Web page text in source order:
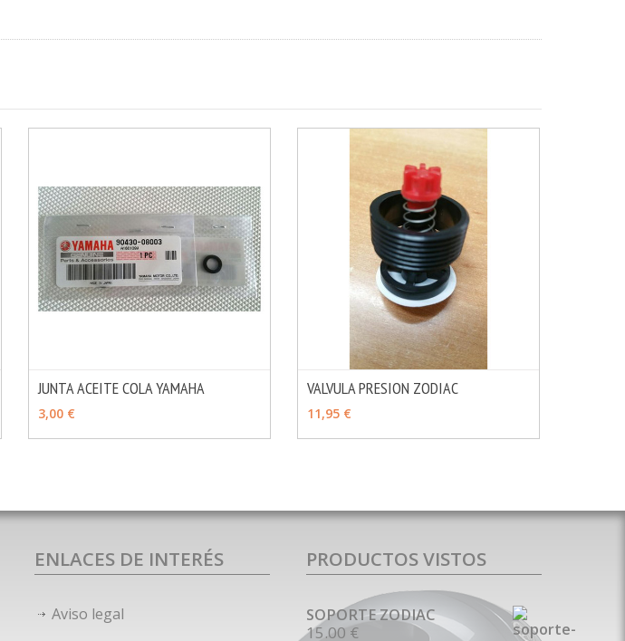
JUNTA ACEITE COLA YAMAHA
3,00 €
VALVULA PRESION ZODIAC
11,95 €
ENLACES DE INTERÉS
Aviso legal
PRODUCTOS VISTOS
SOPORTE ZODIAC
15.00 €